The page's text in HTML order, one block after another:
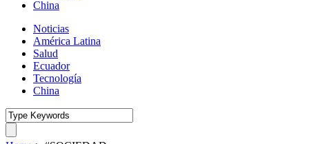
China
Noticias
América Latina
Salud
Ecuador
Tecnología
China